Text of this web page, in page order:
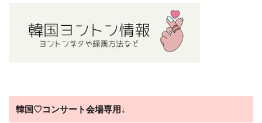
韓国♡コンサート会場専用↓